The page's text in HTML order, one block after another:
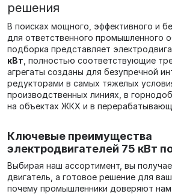
решения
В поисках мощного, эффективного и
для ответственного промышленного
подборка представляет
кВт , полностью соответствующие
агрегаты созданы для безупречной
редукторами в самых тяжелых
производственных линиях, в
на объектах ЖКХ и в
Ключевые преимущества
электродвигателей 75 кВт
Выбирая наш ассортимент, вы
двигатель, а готовое решение для
почему промышленники доверяют нам: